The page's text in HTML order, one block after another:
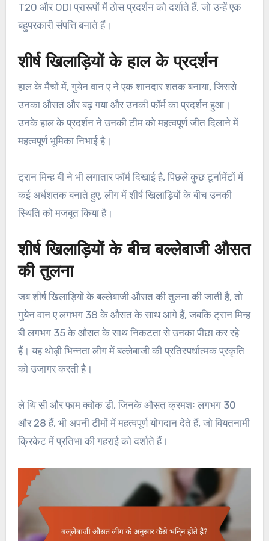
T20 और ODI प्रारूपों में ठोस प्रदर्शन को दर्शाते हैं, जो उन्हें एक
बहुपरकारी संपत्ति बनाते हैं।
शीर्ष खिलाड़ियों के हाल के प्रदर्शन
हाल के मैचों में, गुयेन वान ए ने एक शानदार शतक बनाया, जिससे
उनका औसत और बढ़ गया और उनकी फॉर्म का प्रदर्शन हुआ।
उनके हाल के प्रदर्शन ने उनकी टीम को महत्वपूर्ण जीत दिलाने में
महत्वपूर्ण भूमिका निभाई है।
ट्रान मिन्ह बी ने भी लगातार फॉर्म दिखाई है, पिछले कुछ टूर्नामेंटों में
कई अर्धशतक बनाते हुए, लीग में शीर्ष खिलाड़ियों के बीच उनकी
स्थिति को मजबूत किया है।
शीर्ष खिलाड़ियों के बीच बल्लेबाजी औसत
की तुलना
जब शीर्ष खिलाड़ियों के बल्लेबाजी औसत की तुलना की जाती है, तो
गुयेन वान ए लगभग 38 के औसत के साथ आगे हैं, जबकि ट्रान मिन्ह
बी लगभग 35 के औसत के साथ निकटता से उनका पीछा कर रहे
हैं। यह थोड़ी भिन्नता लीग में बल्लेबाजी की प्रतिस्पर्धात्मक प्रकृति
को उजागर करती है।
ले थि सी और फाम क्वोक डी, जिनके औसत क्रमशः लगभग 30
और 28 हैं, भी अपनी टीमों में महत्वपूर्ण योगदान देते हैं, जो वियतनामी
क्रिकेट में प्रतिभा की गहराई को दर्शाते हैं।